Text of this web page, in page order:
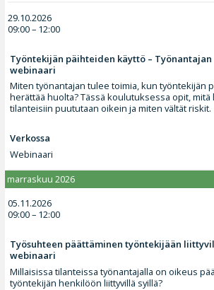
29.10.2026
09:00 – 12:00
Työntekijän päihteiden käyttö –
webinaari
Miten työnantajan tulee toimia, kun työntekijän
herättää huolta? Tässä koulutuksessa opit, mitä
tilanteisiin puututaan oikein ja miten vältät riskit.
Verkossa
Webinaari
marraskuu 2026
05.11.2026
09:00 – 12:00
Työsuhteen päättäminen työntekijään
webinaari
Millaisissa tilanteissa työnantajalla on oikeus
työntekijän henkilöön liittyvillä syillä?